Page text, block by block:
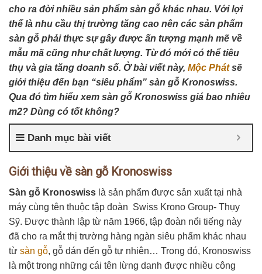
cho ra đời nhiều sản phẩm sàn gỗ khác nhau. Với lợi
thế là nhu cầu thị trường tăng cao nên các sản phẩm
sàn gỗ phải thực sự gây được ấn tượng mạnh mẽ về
mẫu mã cũng như chất lượng. Từ đó mới có thể tiêu
thụ và gia tăng doanh số. Ở bài viết này, Mộc Phátsẽ
giới thiệu đến bạn “siêu phẩm” sàn gỗ Kronoswiss.
Qua đó tìm hiểu xem sàn gỗ Kronoswiss giá bao nhiêu
m2? Dùng có tốt không?
Danh mục bài viết
Giới thiệu về sàn gỗ Kronoswiss
Sàn gỗ Kronoswiss là sản phẩm được sản xuất tại nhà
máy cùng tên thuộc tập đoàn Swiss Krono Group- Thụy
Sỹ. Được thành lập từ năm 1966, tập đoàn nổi tiếng này
đã cho ra mắt thị trường hàng ngàn siêu phẩm khác nhau
từ sàn gỗ, gỗ dán đến gỗ tự nhiên… Trong đó, Kronoswiss
là một trong những cái tên lừng danh được nhiều công